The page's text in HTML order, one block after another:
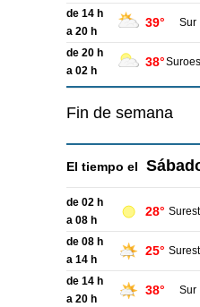
de 14 h
a 20 h
39° Sur
de 20 h
a 02 h
38°
Fin de semana
El tiempo el
de 02 h
a 08 h
28°
de 08 h
a 14 h
25°
de 14 h
a 20 h
38° Sur